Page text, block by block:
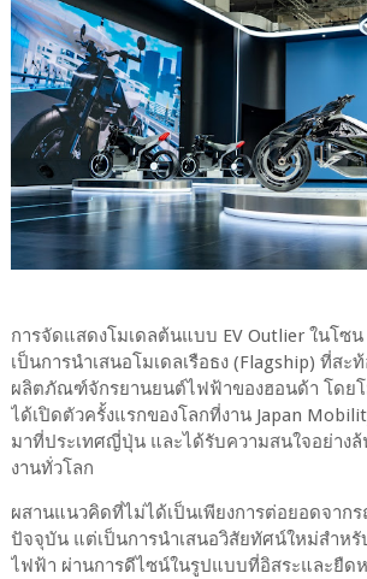
การจัดแสดงโมเดลต้นแบบ EV Outlier ในโซน
เป็นการนำเสนอโมเดลเรือธง (Flagship) ที่ส
ผลิตภัณฑ์จักรยานยนต์ไฟฟ้าของฮอนด้า โดยโ
ได้เปิดตัวครั้งแรกของโลกที่งาน Japan
มาที่ประเทศญี่ปุ่น และได้รับความสนใจอย่าง
งานทั่วโลก
ผสานแนวคิดที่ไม่ได้เป็นเพียงการต่อยอดจาก
ปัจจุบัน แต่เป็นการนำเสนอวิสัยทัศน์ใหม่สำห
ไฟฟ้า ผ่านการดีไซน์ในรูปแบบที่อิสระและยืด